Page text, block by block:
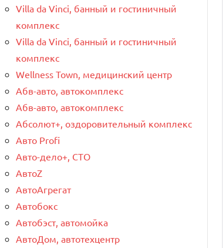
Villa da Vinci, банный и гостиничный
комплекс
Villa da Vinci, банный и гостиничный
комплекс
Wellness Town, медицинский центр
Абв-авто, автокомплекс
Абв-авто, автокомплекс
Абсолют+, оздоровительный комплекс
Авто Profi
Авто-дело+, СТО
АвтоZ
АвтоАгрегат
Автобокс
Автобэст, автомойка
АвтоДом, автотехцентр